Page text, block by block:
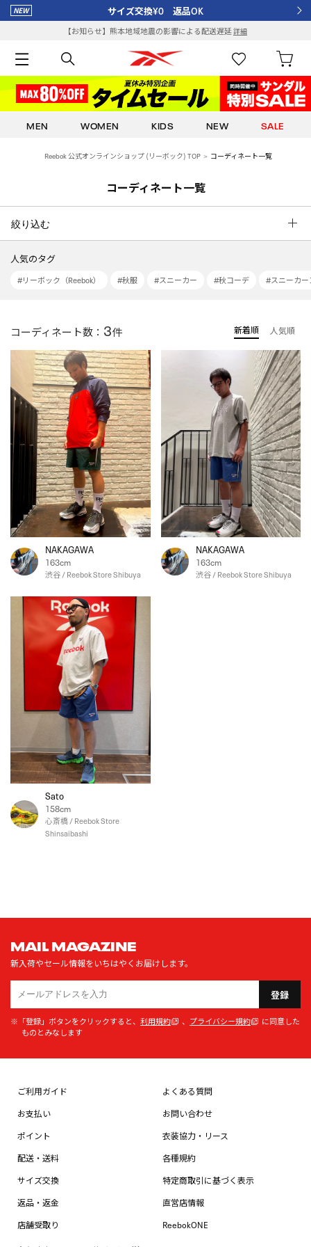
サイズ交換¥0 返品OK
【お知らせ】熊本地域地震の影響による配送遅延詳細
MEN WOMEN KIDS NEW SALE
Reebok 公式オンラインショップ (リーボック) TOP コーディネート一覧
コーディネート一覧
絞り込む
人気のタグ
#リーボック（Reebok） #秋服 #スニーカー #秋コーデ #スニーカー
コーディネート数： 3件 新着順 人気順
NAKAGAWA
163cm
渋谷 / Reebok Store Shibuya
NAKAGAWA
163cm
渋谷 / Reebok Store Shibuya
Sato
158cm
心斎橋 / Reebok Store
Shinsaibashi
MAIL MAGAZINE
新入荷やセール情報をいちはやくお届けします。
登録
※「登録」ボタンをクリックすると、 利用規約 、 プライバシー規約
に同意した
ものとみなします
ご利用ガイド
お支払い
ポイント
配送・送料
サイズ交換
返品・返金
店舗受取り
よくある質問
お問い合わせ
衣装協力・リース
各種規約
特定商取引に基づく表示
直営店情報
ReebokONE